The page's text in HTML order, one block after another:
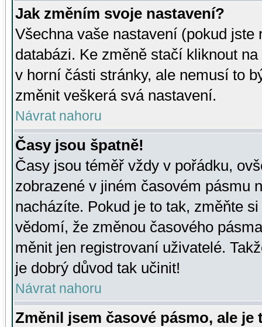
Jak změním svoje nastavení?
Všechna vaše nastavení (pokud
databázi. Ke změně stačí kliknout
v horní části stránky, ale nemusí to
změnit veškerá svá nastavení.
Návrat nahoru
Časy jsou špatně!
Časy jsou téměř vždy v pořádku,
zobrazené v jiném časovém pásmu
nacházíte. Pokud je to tak, změňte
vědomí, že změnou časového
měnit jen registrovaní uživatelé.
je dobrý důvod tak učinit!
Návrat nahoru
Změnil jsem časové pásmo, ale je